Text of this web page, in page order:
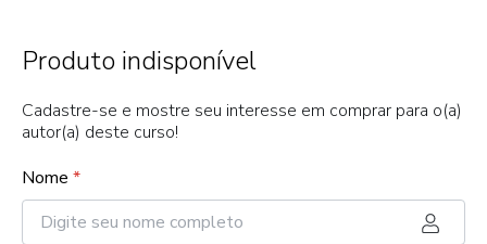
Produto indisponível
Cadastre-se e mostre seu interesse em comprar para o(a)
autor(a) deste curso!
Nome *